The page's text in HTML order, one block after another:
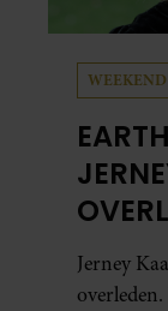
WEEKEND
Jerney